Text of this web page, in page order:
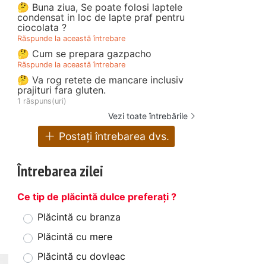
🤔 Buna ziua, Se poate folosi laptele
condensat in loc de lapte praf pentru
ciocolata ?
Răspunde la această întrebare
🤔 Cum se prepara gazpacho
Răspunde la această întrebare
🤔 Va rog retete de mancare inclusiv
prajituri fara gluten.
1 răspuns(uri)
Vezi toate întrebările
Postați întrebarea dvs.
Întrebarea zilei
Ce tip de plăcintă dulce preferați ?
Plăcintă cu branza
Plăcintă cu mere
Plăcintă cu dovleac